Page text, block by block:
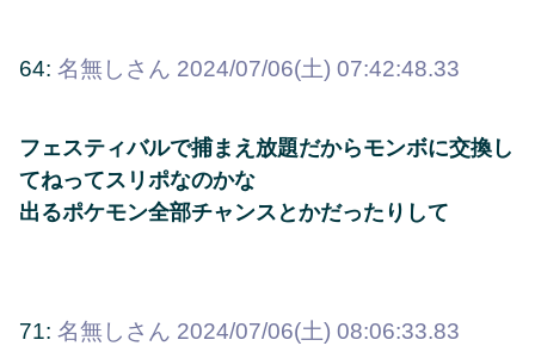
64: 名無しさん 2024/07/06(土) 07:42:48.33
フェスティバルで捕まえ放題だからモンボに交換し
てねってスリポなのかな
出るポケモン全部チャンスとかだったりして
71: 名無しさん 2024/07/06(土) 08:06:33.83